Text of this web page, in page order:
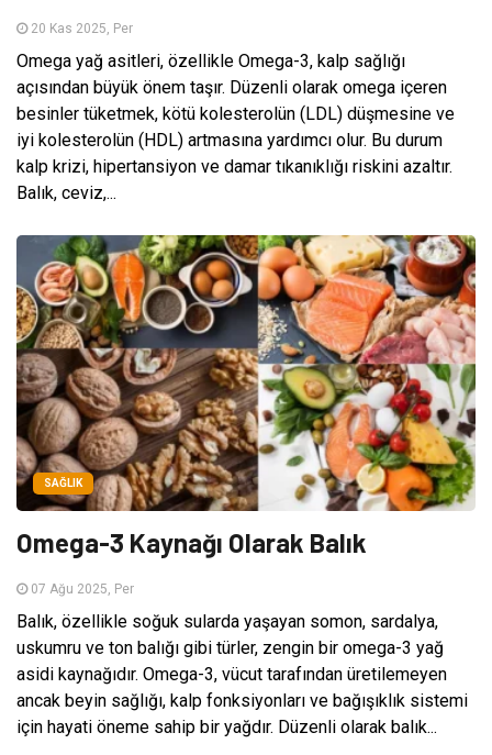
20 Kas 2025, Per
Omega yağ asitleri, özellikle Omega-3, kalp sağlığı
açısından büyük önem taşır. Düzenli olarak omega içeren
besinler tüketmek, kötü kolesterolün (LDL) düşmesine ve
iyi kolesterolün (HDL) artmasına yardımcı olur. Bu durum
kalp krizi, hipertansiyon ve damar tıkanıklığı riskini azaltır.
Balık, ceviz,...
SAĞLIK
Omega-3 Kaynağı Olarak Balık
07 Ağu 2025, Per
Balık, özellikle soğuk sularda yaşayan somon, sardalya,
uskumru ve ton balığı gibi türler, zengin bir omega-3 yağ
asidi kaynağıdır. Omega-3, vücut tarafından üretilemeyen
ancak beyin sağlığı, kalp fonksiyonları ve bağışıklık sistemi
için hayati öneme sahip bir yağdır. Düzenli olarak balık...